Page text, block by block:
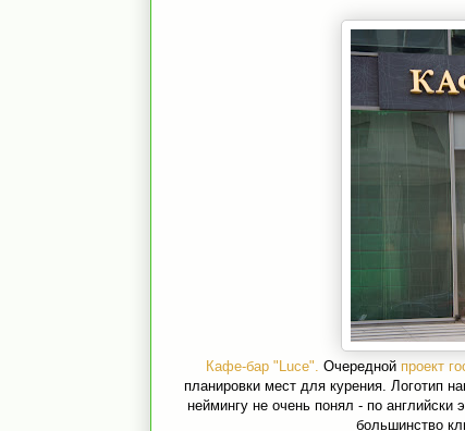
Кафе-бар "Luce". Очередной проект
планировки мест для курения. Логотип
неймингу не очень понял - по
большинство